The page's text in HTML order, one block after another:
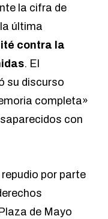
la cifra de
última
contra la
. El
su discurso
completa»
con
por parte
de Mayo